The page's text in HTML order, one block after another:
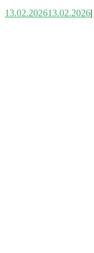
13.02.202613.02.2026|